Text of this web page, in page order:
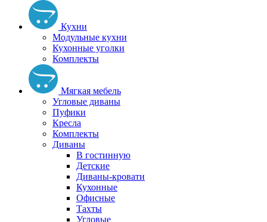
Кухни
Модульные кухни
Кухонные уголки
Комплекты
Мягкая мебель
Угловые диваны
Пуфики
Кресла
Комплекты
Диваны
В гостинную
Детские
Диваны-кровати
Кухонные
Офисные
Тахты
Угловые